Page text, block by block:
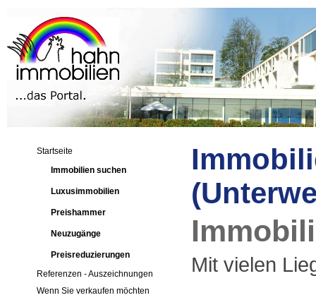
Startseite
Immobilien suchen
Luxusimmobilien
Preishammer
Neuzugänge
Preisreduzierungen
Referenzen - Auszeichnungen
Wenn Sie verkaufen möchten
Mit vielen